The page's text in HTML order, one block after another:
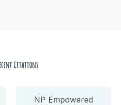
Citations
NP Empowered